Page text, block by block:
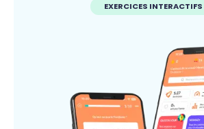
EXERCICES INTERACTIFS